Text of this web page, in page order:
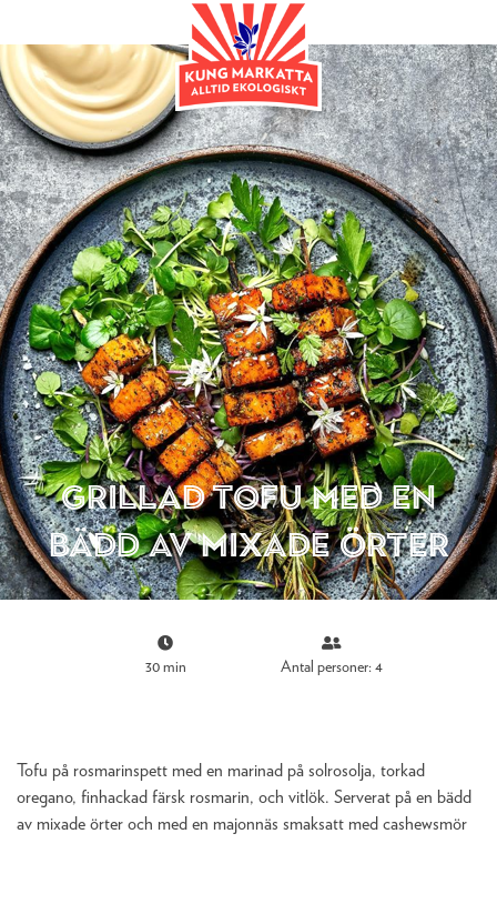
Grillad Tofu med en
bädd av mixade örter
Huvudrätt
30 min Antal personer: 4
Tofu på rosmarinspett med en marinad på solrosolja, torkad
oregano, finhackad färsk rosmarin, och vitlök. Serverat på en bädd
av mixade örter och med en majonnäs smaksatt med cashewsmör